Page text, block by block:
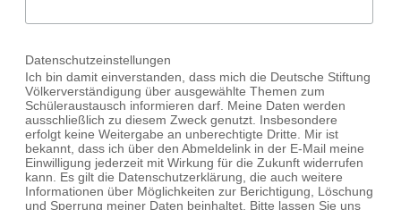
Datenschutzeinstellungen
Ich bin damit einverstanden, dass mich die Deutsche Stiftung
Völkerverständigung über ausgewählte Themen zum
Schüleraustausch informieren darf. Meine Daten werden
ausschließlich zu diesem Zweck genutzt. Insbesondere
erfolgt keine Weitergabe an unberechtigte Dritte. Mir ist
bekannt, dass ich über den Abmeldelink in der E-Mail meine
Einwilligung jederzeit mit Wirkung für die Zukunft widerrufen
kann. Es gilt die Datenschutzerklärung, die auch weitere
Informationen über Möglichkeiten zur Berichtigung, Löschung
und Sperrung meiner Daten beinhaltet. Bitte lassen Sie uns